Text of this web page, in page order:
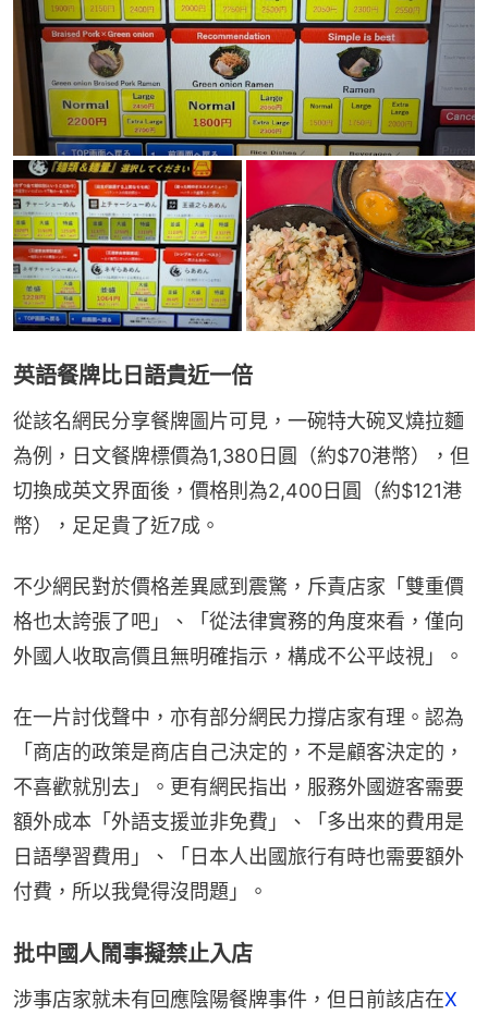
英語餐牌比日語貴近一倍
從該名網民分享餐牌圖片可見，一碗特大碗叉燒拉麵
為例，日文餐牌標價為1,380日圓（約$70港幣），但
切換成英文界面後，價格則為2,400日圓（約$121港
幣），足足貴了近7成。
不少網民對於價格差異感到震驚，斥責店家「雙重價
格也太誇張了吧」、「從法律實務的角度來看，僅向
外國人收取高價且無明確指示，構成不公平歧視」。
在一片討伐聲中，亦有部分網民力撐店家有理。認為
「商店的政策是商店自己決定的，不是顧客決定的，
不喜歡就別去」。更有網民指出，服務外國遊客需要
額外成本「外語支援並非免費」、「多出來的費用是
日語學習費用」、「日本人出國旅行有時也需要額外
付費，所以我覺得沒問題」。
批中國人鬧事擬禁止入店
涉事店家就未有回應陰陽餐牌事件，但日前該店在X